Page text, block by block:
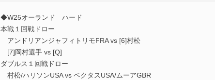
◆W25オーランド ハード
本戦１回戦ドロー
アンドリアンジャフィトリモFRA vs [6]村松
[7]岡村選手 vs [Q]
ダブルス１回戦ドロー
村松/ハリソンUSA vs ベクタスUSA/ムーアGBR